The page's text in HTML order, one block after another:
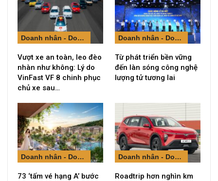
Doanh nhân - Doanh nghiệp
Vượt xe an toàn, leo đèo
nhàn như không: Lý do
VinFast VF 8 chinh phục
chủ xe sau…
Doanh nhân - Doanh nghiệp
Từ phát triển bền vững
đến làn sóng công nghệ
lượng tử tương lai
Doanh nhân - Doanh nghiệp
73 ‘tấm vé hạng A’ bước
Doanh nhân - Doanh nghiệp
Roadtrip hơn nghìn km